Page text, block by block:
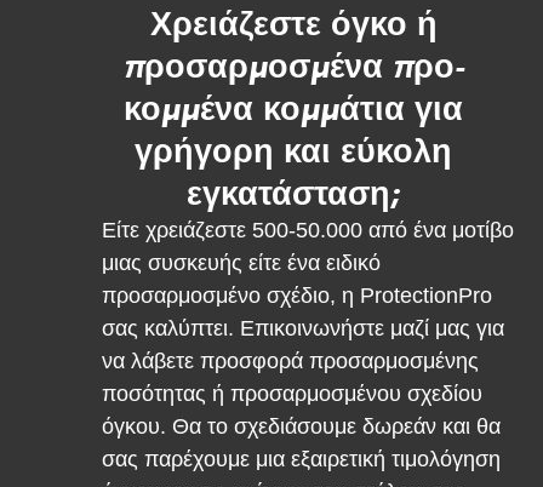
Χρειάζεστε όγκο ή
προσαρμοσμένα προ-
κομμένα κομμάτια για
γρήγορη και εύκολη
εγκατάσταση;
Είτε χρειάζεστε 500-50.000 από ένα μοτίβο
μιας συσκευής είτε ένα ειδικό
προσαρμοσμένο σχέδιο, η ProtectionPro
σας καλύπτει. Επικοινωνήστε μαζί μας για
να λάβετε προσφορά προσαρμοσμένης
ποσότητας ή προσαρμοσμένου σχεδίου
όγκου. Θα το σχεδιάσουμε δωρεάν και θα
σας παρέχουμε μια εξαιρετική τιμολόγηση